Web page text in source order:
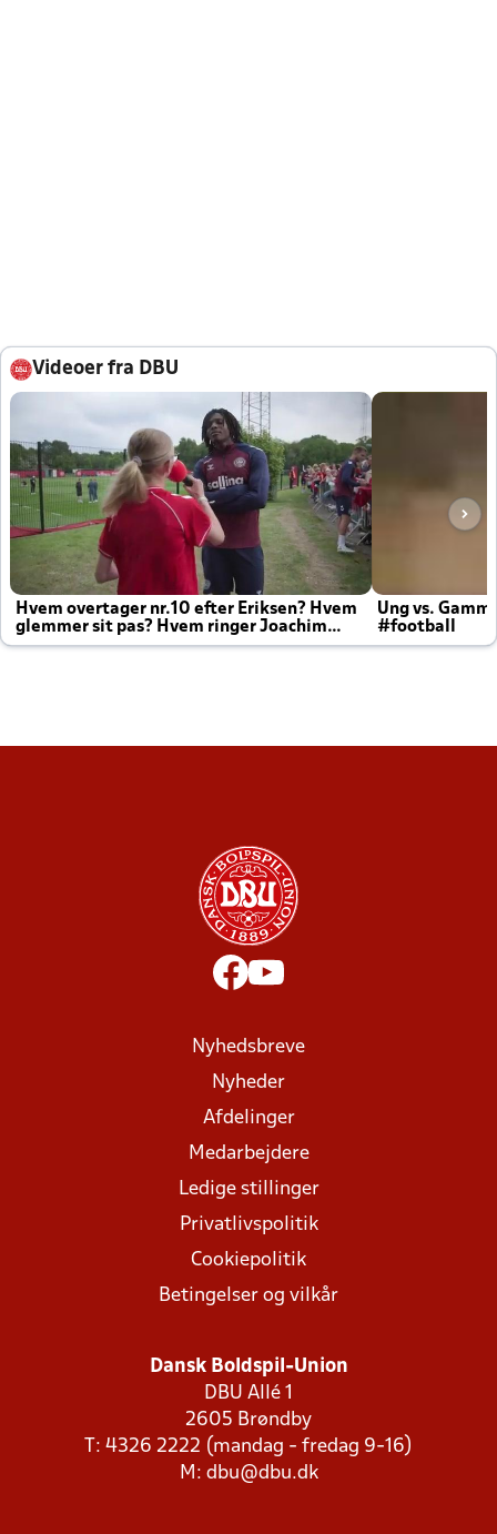
Videoer fra DBU
Hvem overtager nr.10 efter Eriksen? Hvem
glemmer sit pas? Hvem ringer Joachim
altid til efter kampe?
Ung vs.
#football
Nyhedsbreve
Nyheder
Afdelinger
Medarbejdere
Ledige stillinger
Privatlivspolitik
Cookiepolitik
Betingelser og vilkår
Dansk Boldspil-Union
DBU Allé 1
2605 Brøndby
T: 4326 2222 (mandag - fredag 9-16)
M: dbu@dbu.dk